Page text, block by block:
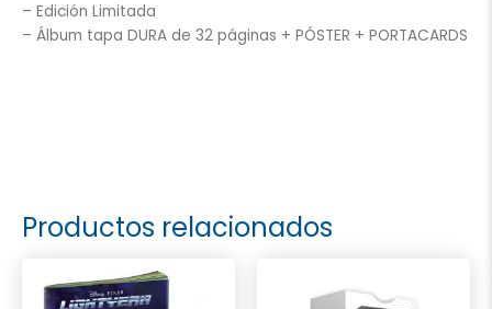
– Edición Limitada
– Álbum tapa DURA de 32 páginas + PÓSTER + PORTACARDS
Productos relacionados